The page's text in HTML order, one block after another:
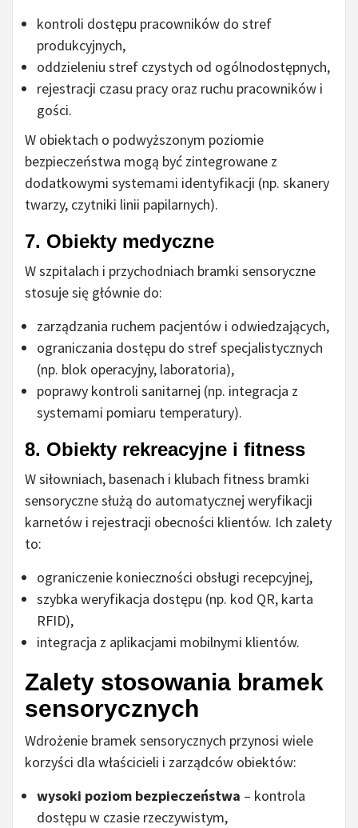
kontroli dostępu pracowników do stref
produkcyjnych,
oddzieleniu stref czystych od ogólnodostępnych,
rejestracji czasu pracy oraz ruchu pracowników i
gości.
W obiektach o podwyższonym poziomie
bezpieczeństwa mogą być zintegrowane z
dodatkowymi systemami identyfikacji (np. skanery
twarzy, czytniki linii papilarnych).
7. Obiekty medyczne
W szpitalach i przychodniach bramki sensoryczne
stosuje się głównie do:
zarządzania ruchem pacjentów i odwiedzających,
ograniczania dostępu do stref specjalistycznych
(np. blok operacyjny, laboratoria),
poprawy kontroli sanitarnej (np. integracja z
systemami pomiaru temperatury).
8. Obiekty rekreacyjne i fitness
W siłowniach, basenach i klubach fitness bramki
sensoryczne służą do automatycznej weryfikacji
karnetów i rejestracji obecności klientów. Ich zalety
to:
ograniczenie konieczności obsługi recepcyjnej,
szybka weryfikacja dostępu (np. kod QR, karta
RFID),
integracja z aplikacjami mobilnymi klientów.
Zalety stosowania bramek
sensorycznych
Wdrożenie bramek sensorycznych przynosi wiele
korzyści dla właścicieli i zarządców obiektów:
wysoki poziom bezpieczeństwa – kontrola
dostępu w czasie rzeczywistym,